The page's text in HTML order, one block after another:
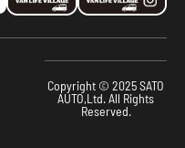
Copyright © 2025 SATO
AUTO,Ltd. All Rights
Reserved.